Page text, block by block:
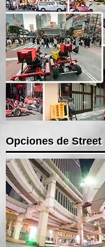
Opciones de Street